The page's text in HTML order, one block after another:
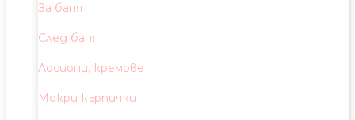
За баня
След баня
Лосиони, кремове
Мокри кърпички